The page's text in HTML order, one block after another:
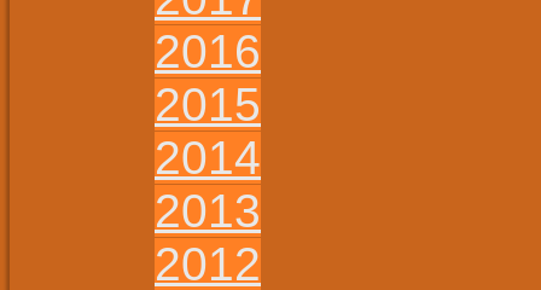
2016
2015
2014
2013
2012